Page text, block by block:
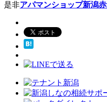
是非アパマンショップ新潟